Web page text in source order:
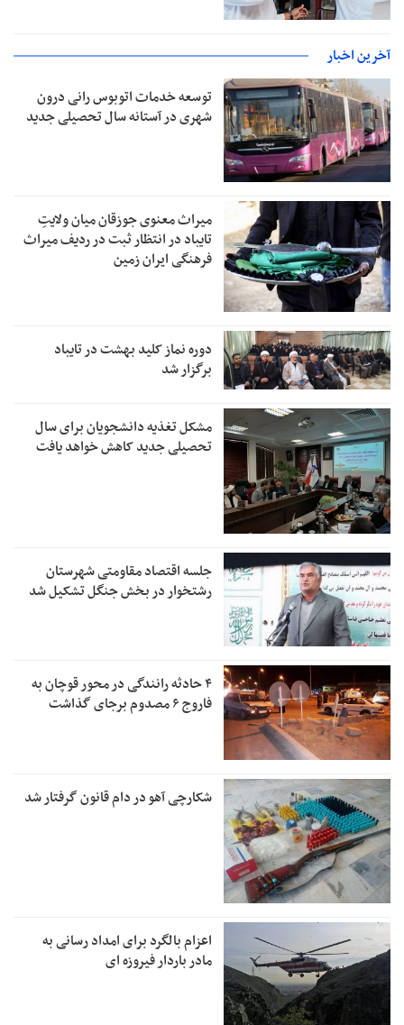
آخرین اخبار
توسعه خدمات اتوبوس رانی درون
شهری در آستانه سال تحصیلی جدید
میراث معنوی جوزقان میان ولایتِ
تایباد در انتظار ثبت در ردیف میراث
فرهنگی ایران زمین
دوره نماز کلید بهشت در تایباد
برگزار شد
مشکل تغذیه دانشجویان برای سال
تحصیلی جدید کاهش خواهد یافت
جلسه اقتصاد مقاومتی شهرستان
رشتخوار در بخش جنگل تشکیل شد
۴ حادثه رانندگی در محور قوچان به
فاروج ۶ مصدوم برجای گذاشت
شکارچی آهو در دام قانون گرفتار شد
اعزام بالگرد برای امداد رسانی به
مادر باردار فیروزه ای